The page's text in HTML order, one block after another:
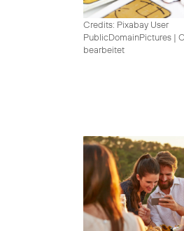
Credits: Pixabay User
PublicDomainPictures |
bearbeitet